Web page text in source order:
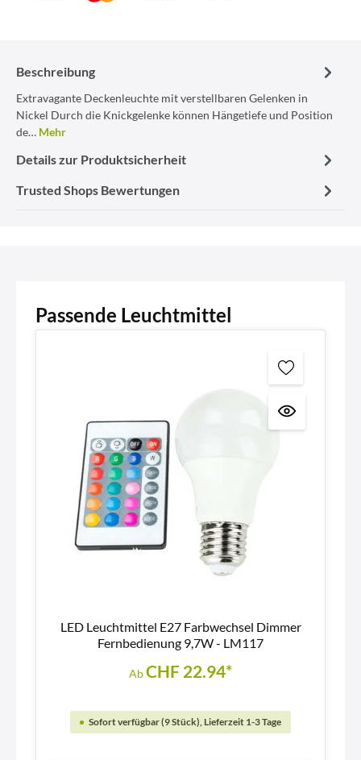
Beschreibung
Extravagante Deckenleuchte mit verstellbaren Gelenken in
Nickel Durch die Knickgelenke können Hängetiefe und Position
de… Mehr
Details zur Produktsicherheit
Trusted Shops Bewertungen
Passende Leuchtmittel
LED Leuchtmittel E27 Farbwechsel Dimmer
Fernbedienung 9,7W - LM117
AbCHF 22.94*
Sofort verfügbar (9 Stück), Lieferzeit 1-3 Tage